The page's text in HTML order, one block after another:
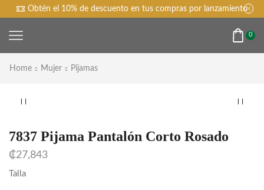
Obtén el 10% de descuento en tus compras por lanzamiento
0
Home Mujer Pijamas
7837 Pijama Pantalón Corto Rosado
₡27,843
Talla